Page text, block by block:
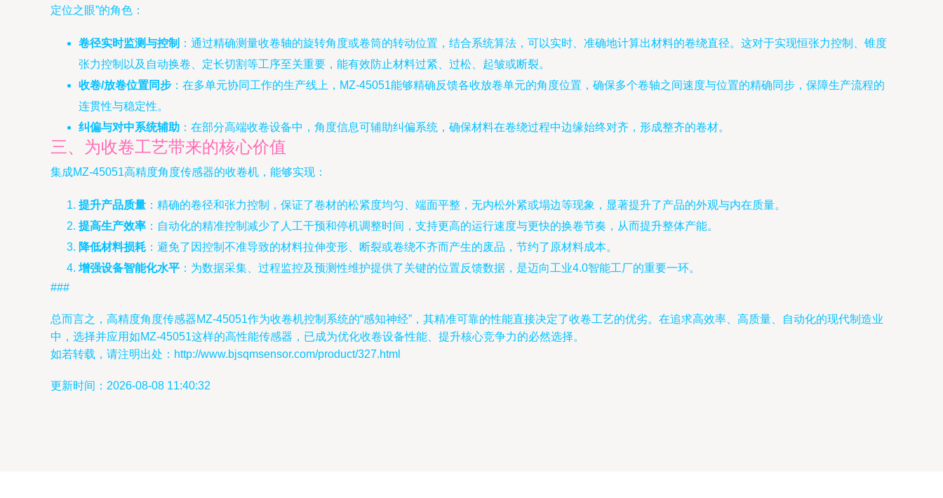
定位之眼”的角色：
卷径实时监测与控制 ：通过精确测量收卷轴的旋转角度或卷筒的转动位置，结合系统算法，可以实时、准确地计算出材料的卷绕直径。这对于实现恒张力控制、锥度
张力控制以及自动换卷、定长切割等工序至关重要，能有效防止材料过紧、过松、起皱或断裂。
收卷/放卷位置同步 ：在多单元协同工作的生产线上，MZ-45051能够精确反馈各收放卷单元的角度位置，确保多个卷轴之间速度与位置的精确同步，保障生产流程的
连贯性与稳定性。
纠偏与对中系统辅助 ：在部分高端收卷设备中，角度信息可辅助纠偏系统，确保材料在卷绕过程中边缘始终对齐，形成整齐的卷材。
三、为收卷工艺带来的核心价值
集成MZ-45051高精度角度传感器的收卷机，能够实现：
提升产品质量 ：精确的卷径和张力控制，保证了卷材的松紧度均匀、端面平整，无内松外紧或塌边等现象，显著提升了产品的外观与内在质量。
提高生产效率 ：自动化的精准控制减少了人工干预和停机调整时间，支持更高的运行速度与更快的换卷节奏，从而提升整体产能。
降低材料损耗 ：避免了因控制不准导致的材料拉伸变形、断裂或卷绕不齐而产生的废品，节约了原材料成本。
增强设备智能化水平 ：为数据采集、过程监控及预测性维护提供了关键的位置反馈数据，是迈向工业4.0智能工厂的重要一环。
###
总而言之，高精度角度传感器MZ-45051作为收卷机控制系统的“感知神经”，其精准可靠的性能直接决定了收卷工艺的优劣。在追求高效率、高质量、自动化的现代制造业
中，选择并应用如MZ-45051这样的高性能传感器，已成为优化收卷设备性能、提升核心竞争力的必然选择。
如若转载，请注明出处：http://www.bjsqmsensor.com/product/327.html
更新时间：2026-08-08 11:40:32